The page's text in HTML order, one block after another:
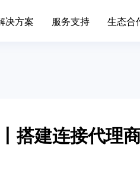
呼叫中心
决方案
的现代化管理水平发挥了巨大作...
服务支持 生态合
搭建连接代理